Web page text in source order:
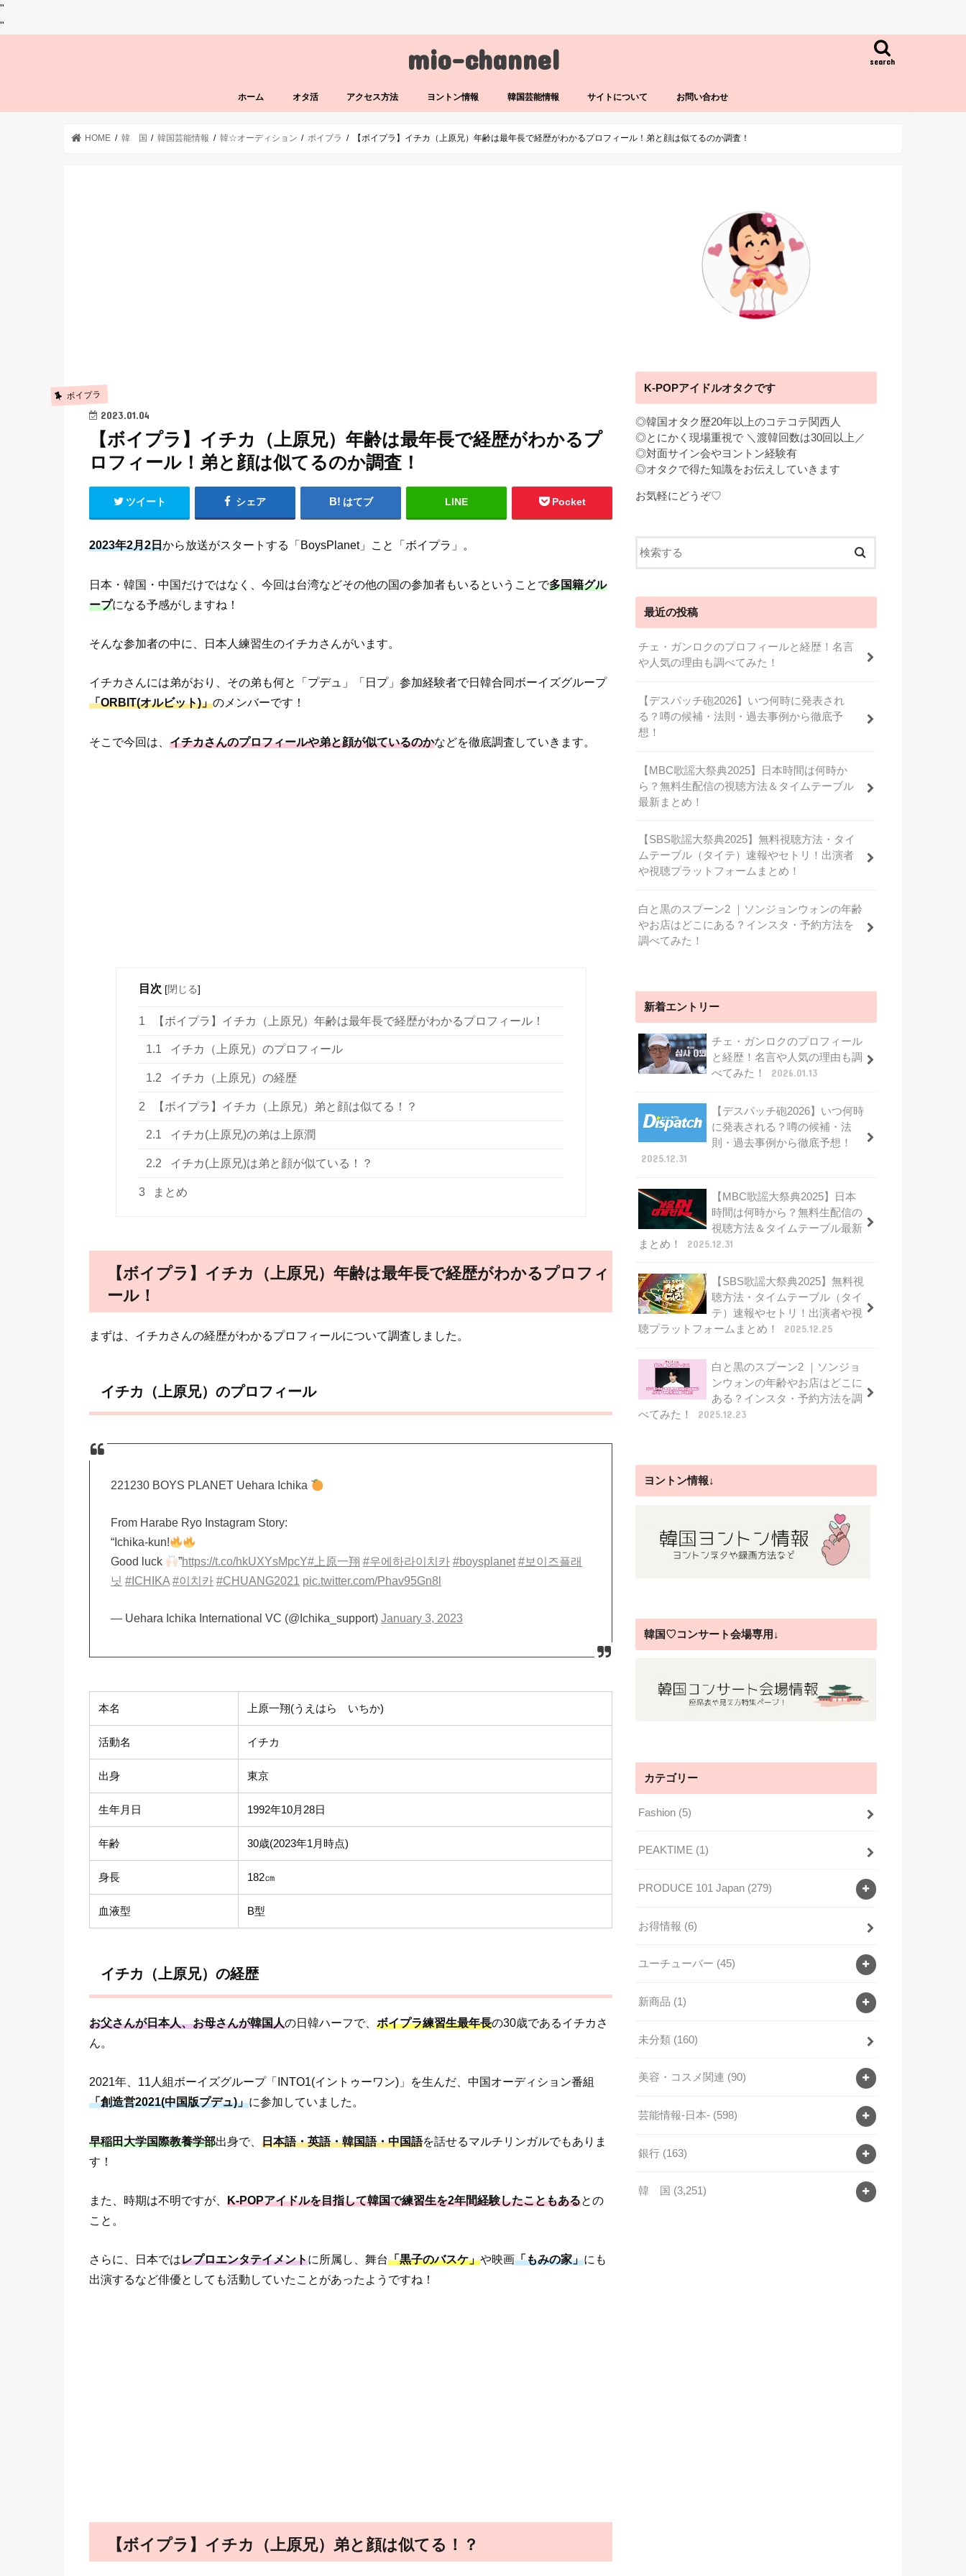
"
"
mio-channel search
ホーム オタ活 アクセス方法 ヨントン情報 韓国芸能情報 サイトについて お問い合わせ
HOME 韓 国 韓国芸能情報 韓☆オーディション ボイプラ 【ボイプラ】イチカ（上原兄）年齢は最年長で経歴がわかるプロフィール！弟と顔は似てるのか調査！
ボイプラ
2023.01.04
【ボイプラ】イチカ（上原兄）年齢は最年長で経歴がわかるプ
ロフィール！弟と顔は似てるのか調査！
ツイート シェア はてブ LINE Pocket
2023年2月2日から放送がスタートする「BoysPlanet」こと「ボイプラ」。
日本・韓国・中国だけではなく、今回は台湾などその他の国の参加者もいるということで多国籍グル
ープになる予感がしますね！
そんな参加者の中に、日本人練習生のイチカさんがいます。
イチカさんには弟がおり、その弟も何と「プデュ」「日プ」参加経験者で日韓合同ボーイズグループ
「ORBIT(オルビット)」のメンバーです！
そこで今回は、 イチカさんのプロフィールや弟と顔が似ているのかなどを徹底調査していきます。
目次 [閉じる]
1 【ボイプラ】イチカ（上原兄）年齢は最年長で経歴がわかるプロフィール！
1.1 イチカ（上原兄）のプロフィール
1.2 イチカ（上原兄）の経歴
2 【ボイプラ】イチカ（上原兄）弟と顔は似てる！？
2.1 イチカ(上原兄)の弟は上原潤
2.2 イチカ(上原兄)は弟と顔が似ている！？
3 まとめ
【ボイプラ】イチカ（上原兄）年齢は最年長で経歴がわかるプロフィ
ール！
まずは、イチカさんの経歴がわかるプロフィールについて調査しました。
イチカ（上原兄）のプロフィール
221230 BOYS PLANET Uehara Ichika
From Harabe Ryo Instagram Story:
“Ichika-kun!
Good luck
”https://t.co/hkUXYsMpcY#上原一翔 #우에하라이치카 #boysplanet #보이즈플래
닛 #ICHIKA #이치카 #CHUANG2021 pic.twitter.com/Phav95Gn8l
— Uehara Ichika International VC (@Ichika_support)January 3, 2023
本名 上原一翔(うえはら いちか)
活動名 イチカ
出身 東京
生年月日 1992年10月28日
年齢 30歳(2023年1月時点)
身長 182㎝
血液型 B型
イチカ（上原兄）の経歴
お父さんが日本人、お母さんが韓国人の日韓ハーフで、 ボイプラ練習生最年長の30歳であるイチカさ
ん。
2021年、11人組ボーイズグループ「INTO1(イントゥーワン)」を生んだ、中国オーディション番組
「創造営2021(中国版プデュ)」に参加していました。
早稲田大学国際教養学部出身で、 日本語・英語・韓国語・中国語を話せるマルチリンガルでもありま
す！
また、時期は不明ですが、 K-POPアイドルを目指して韓国で練習生を2年間経験したこともあるとの
こと。
さらに、日本ではレプロエンタテイメントに所属し、舞台「黒子のバスケ」や映画「もみの家」にも
出演するなど俳優としても活動していたことがあったようですね！
【ボイプラ】イチカ（上原兄）弟と顔は似てる！？
K-POPアイドルオタクです
◎韓国オタク歴20年以上のコテコテ関西人
◎とにかく現場重視で ＼渡韓回数は30回以上／
◎対面サイン会やヨントン経験有
◎オタクで得た知識をお伝えしていきます
お気軽にどうぞ♡
最近の投稿
チェ・ガンロクのプロフィールと経歴！名言
や人気の理由も調べてみた！
【デスパッチ砲2026】いつ何時に発表され
る？噂の候補・法則・過去事例から徹底予
想！
【MBC歌謡大祭典2025】日本時間は何時か
ら？無料生配信の視聴方法＆タイムテーブル
最新まとめ！
【SBS歌謡大祭典2025】無料視聴方法・タイ
ムテーブル（タイテ）速報やセトリ！出演者
や視聴プラットフォームまとめ！
白と黒のスプーン2 ｜ソンジョンウォンの年齢
やお店はどこにある？インスタ・予約方法を
調べてみた！
新着エントリー
チェ・ガンロクのプロフィール
と経歴！名言や人気の理由も調
べてみた！
2026.01.13
【デスパッチ砲2026】いつ何時
に発表される？噂の候補・法
則・過去事例から徹底予想！
2025.12.31
【MBC歌謡大祭典2025】日本
時間は何時から？無料生配信の
視聴方法＆タイムテーブル最新
まとめ！
2025.12.31
【SBS歌謡大祭典2025】無料視
聴方法・タイムテーブル（タイ
テ）速報やセトリ！出演者や視
聴プラットフォームまとめ！
2025.12.25
白と黒のスプーン2 ｜ソンジョ
ンウォンの年齢やお店はどこに
ある？インスタ・予約方法を調
べてみた！
2025.12.23
ヨントン情報↓
韓国♡コンサート会場専用↓
カテゴリー
Fashion (5)
PEAKTIME (1)
PRODUCE 101 Japan (279)
お得情報 (6)
ユーチューバー (45)
新商品 (1)
未分類 (160)
美容・コスメ関連 (90)
芸能情報-日本- (598)
銀行 (163)
韓 国 (3,251)